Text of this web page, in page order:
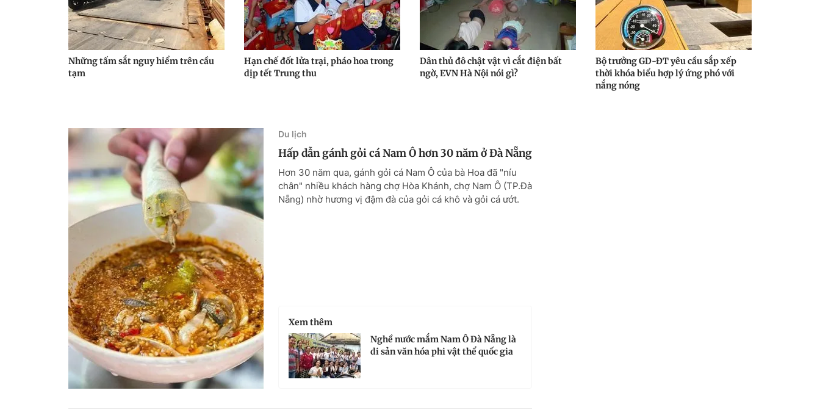
Những tấm sắt nguy hiểm trên cầu
tạm
Hạn chế đốt lửa trại, pháo hoa trong
dịp tết Trung thu
Dân thủ đô chật vật vì cắt điện bất
ngờ, EVN Hà Nội nói gì?
Bộ trưởng GD-ĐT yêu cầu sắp xếp
thời khóa biểu hợp lý ứng phó với
nắng nóng
Du lịch
Hấp dẫn gánh gỏi cá Nam Ô hơn 30 năm ở Đà Nẵng
Hơn 30 năm qua, gánh gỏi cá Nam Ô của bà Hoa đã "níu
chân" nhiều khách hàng chợ Hòa Khánh, chợ Nam Ô (TP.Đà
Nẵng) nhờ hương vị đậm đà của gỏi cá khô và gỏi cá ướt.
Xem thêm
Nghề nước mắm Nam Ô Đà Nẵng là
di sản văn hóa phi vật thể quốc gia